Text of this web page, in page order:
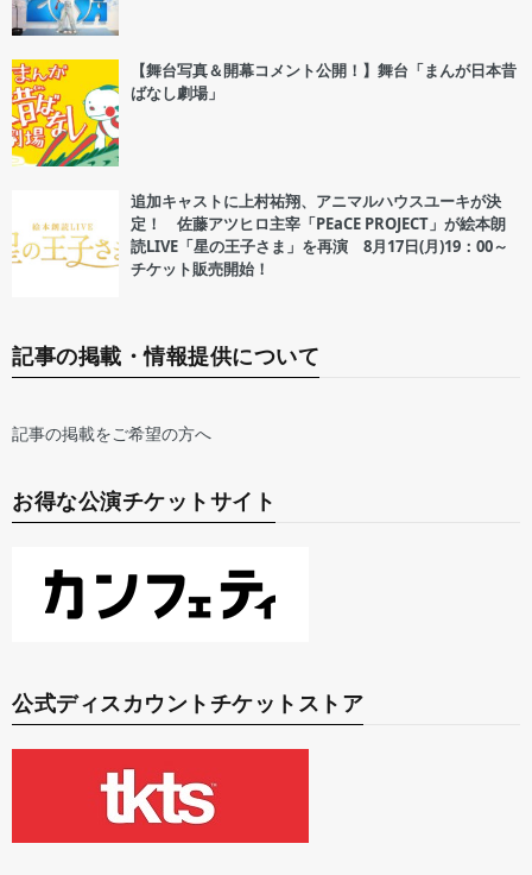
【舞台写真＆開幕コメント公開！】舞台「まんが日本昔
ばなし劇場」
追加キャストに上村祐翔、アニマルハウスユーキが決
定！ 佐藤アツヒロ主宰「PEaCE PROJECT」が絵本朗
読LIVE「星の王子さま」を再演 8月17日(月)19：00～
チケット販売開始！
記事の掲載・情報提供について
記事の掲載をご希望の方へ
お得な公演チケットサイト
公式ディスカウントチケットストア